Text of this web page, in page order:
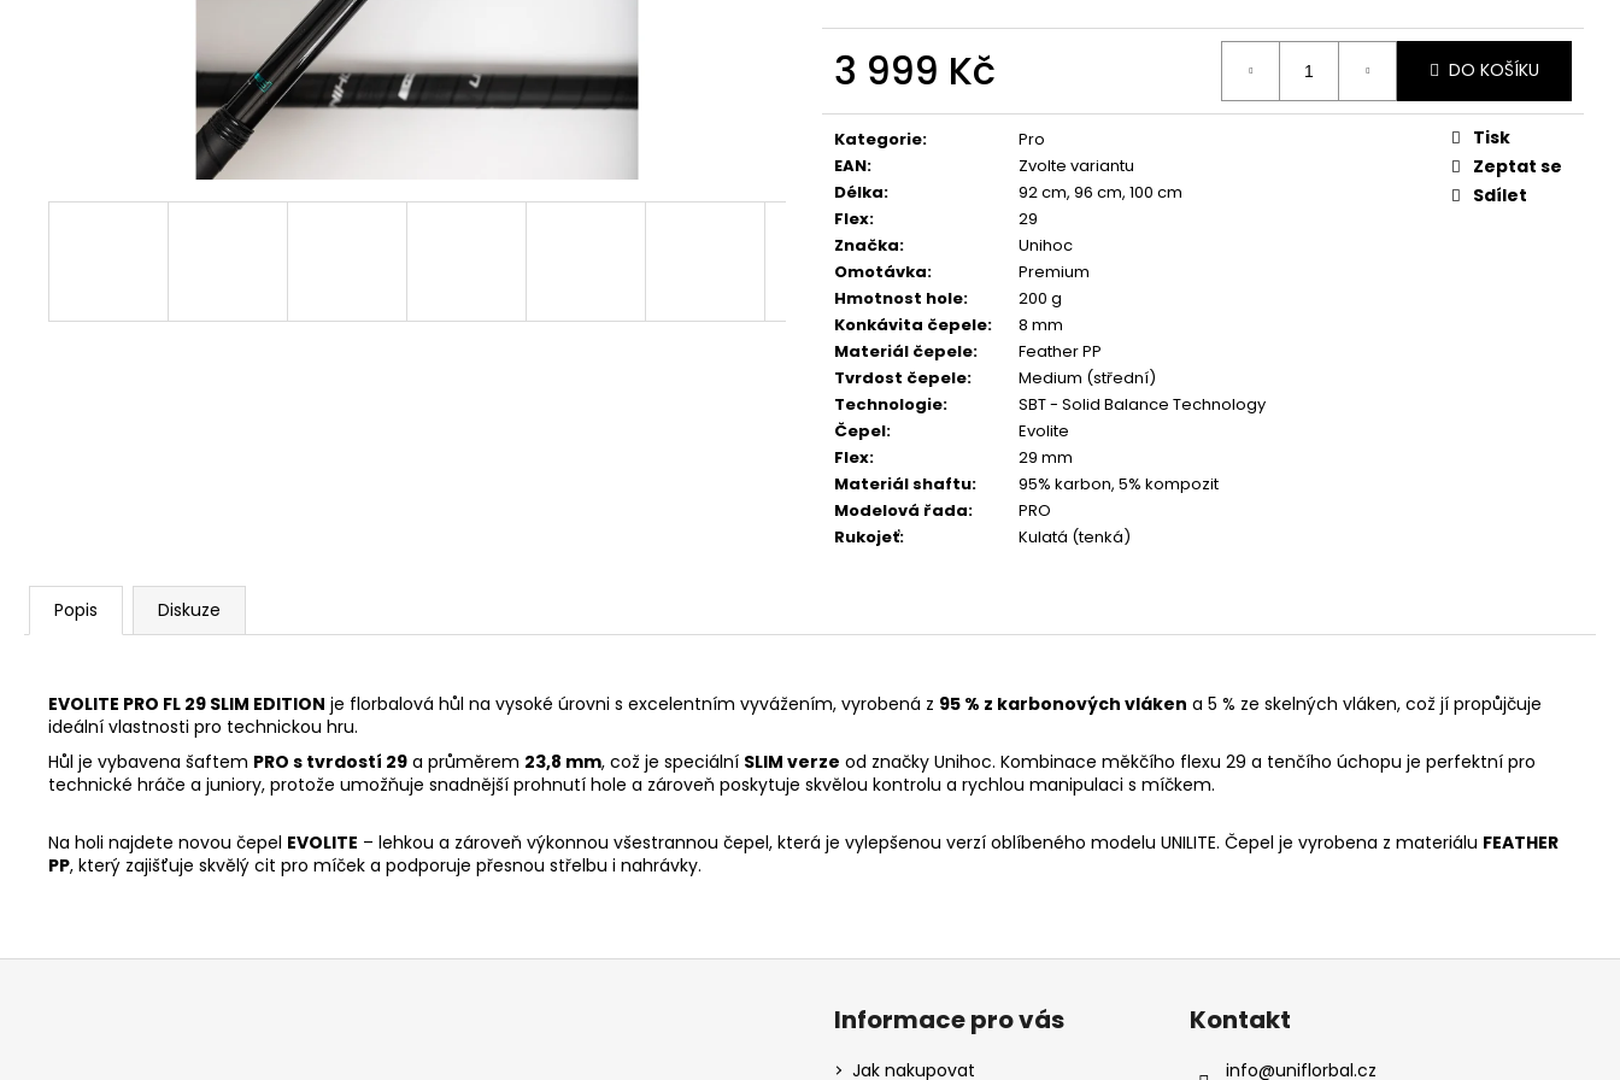
3 999 Kč
cena:
DO KOŠÍKU
Kategorie:
Pro
EAN:
Zvolte variantu
Délka:
92 cm, 96 cm, 100 cm
Flex:
29
Značka:
Unihoc
Omotávka:
Premium
Hmotnost hole:
200 g
Konkávita čepele:
8 mm
Materiál čepele:
Feather PP
Tvrdost čepele:
Medium (střední)
Technologie:
SBT - Solid Balance Technology
Čepel:
Evolite
Flex:
29 mm
Materiál shaftu:
95% karbon, 5% kompozit
Modelová řada:
PRO
Rukojeť: Kulatá (tenká)
Tisk
Zeptat se
Sdílet
Popis Diskuze
EVOLITE PRO FL 29 SLIM EDITION je florbalová hůl na vysoké úrovni s excelentním vyvážením, vyrobená z 95 % z karbonových vláken a 5 % ze skelných vláken, což jí propůjčuje
ideální vlastnosti pro technickou hru.
Hůl je vybavena šaftem PRO s tvrdostí 29 a průměrem 23,8 mm, což je speciální SLIM verze od značky Unihoc. Kombinace měkčího flexu 29 a tenčího úchopu je perfektní pro
technické hráče a juniory, protože umožňuje snadnější prohnutí hole a zároveň poskytuje skvělou kontrolu a rychlou manipulaci s míčkem.
Na holi najdete novou čepel EVOLITE – lehkou a zároveň výkonnou všestrannou čepel, která je vylepšenou verzí oblíbeného modelu UNILITE. Čepel je vyrobena z materiálu FEATHER
PP, který zajišťuje skvělý cit pro míček a podporuje přesnou střelbu i nahrávky.
Z
Informace pro vás
Jak nakupovat
Kontakt
info@uniflorbal.cz